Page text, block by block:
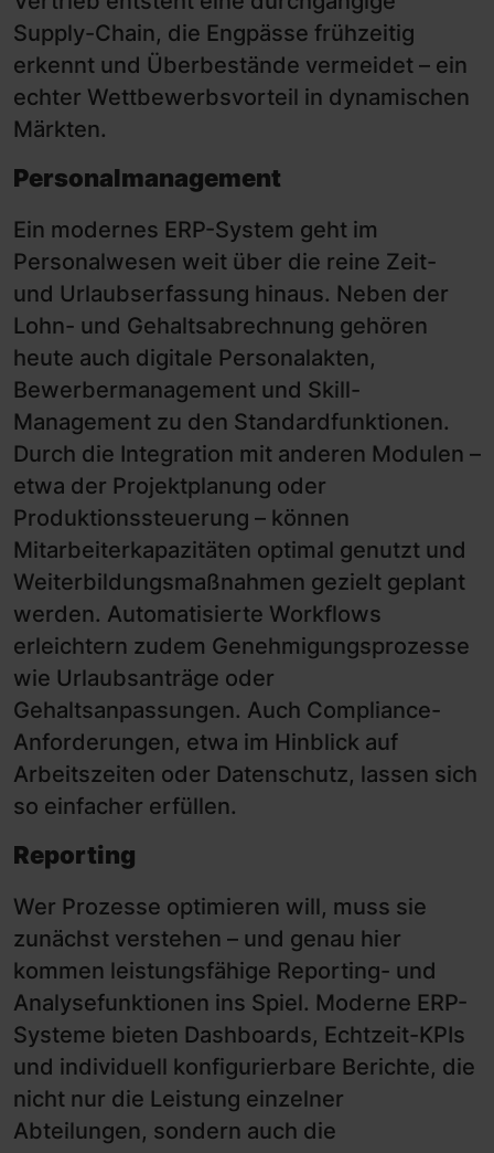
Supply-Chain, die Engpässe frühzeitig
erkennt und Überbestände vermeidet – ein
echter Wettbewerbsvorteil in dynamischen
Märkten.
Personalmanagement
Ein modernes ERP-System geht im
Personalwesen weit über die reine Zeit-
und Urlaubserfassung hinaus. Neben der
Lohn- und Gehaltsabrechnung gehören
heute auch digitale Personalakten,
Bewerbermanagement und Skill-
Management zu den Standardfunktionen.
Durch die Integration mit anderen Modulen –
etwa der Projektplanung oder
Produktionssteuerung – können
Mitarbeiterkapazitäten optimal genutzt und
Weiterbildungsmaßnahmen gezielt geplant
werden. Automatisierte Workflows
erleichtern zudem Genehmigungsprozesse
wie Urlaubsanträge oder
Gehaltsanpassungen. Auch Compliance-
Anforderungen, etwa im Hinblick auf
Arbeitszeiten oder Datenschutz, lassen sich
so einfacher erfüllen.
Reporting
Wer Prozesse optimieren will, muss sie
zunächst verstehen – und genau hier
kommen leistungsfähige Reporting- und
Analysefunktionen ins Spiel. Moderne ERP-
Systeme bieten Dashboards, Echtzeit-KPIs
und individuell konfigurierbare Berichte, die
nicht nur die Leistung einzelner
Abteilungen, sondern auch die